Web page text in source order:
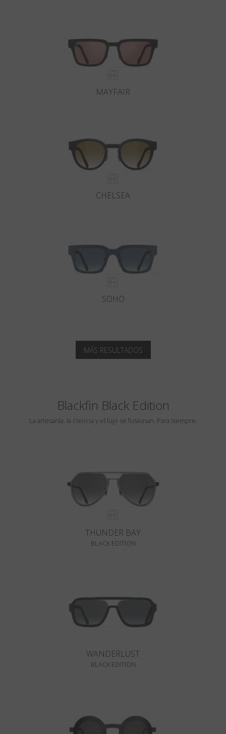
MAYFAIR
CHELSEA
SOHO
MÁS RESULTADOS
Blackfin Black Edition
La artesanía, la ciencia y el lujo se fusionan. Para siempre.
THUNDER BAY
BLACK EDITION
WANDERLUST
BLACK EDITION